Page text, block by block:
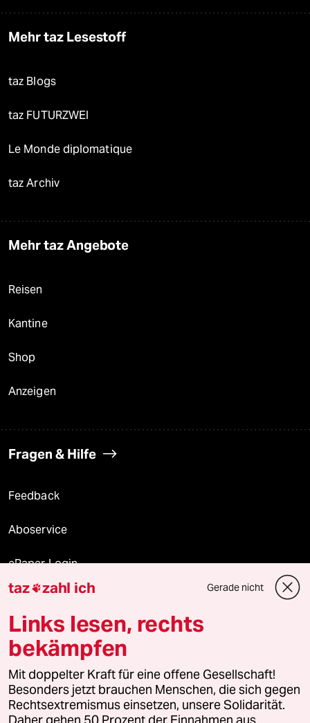
Mehr taz Lesestoff
taz Blogs
taz FUTURZWEI
Le Monde diplomatique
taz Archiv
Mehr taz Angebote
Reisen
Kantine
Shop
Anzeigen
Fragen & Hilfe
Feedback
Aboservice
ePaper Login
Downloads für Abonnierende
© 2026 taz Verlags und Vertriebs GmbH
Alle Rechte vorbehalten. Bei rechtlichen Fragen oder für Genehmigungen
wenden Sie sich bitte an
lizenzen@taz.de
taz zahl ich Gerade nicht
Links lesen, rechts
bekämpfen
Mit doppelter Kraft für eine offene Gesellschaft!
Besonders jetzt brauchen Menschen, die sich gegen
Rechtsextremismus einsetzen, unsere Solidarität.